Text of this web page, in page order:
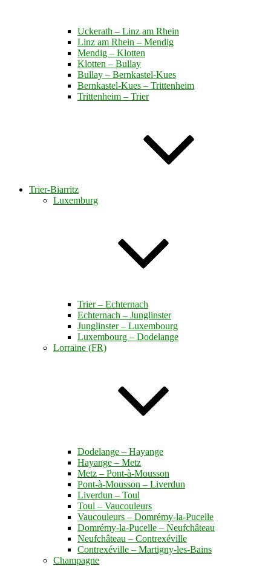
Uckerath – Linz am Rhein
Linz am Rhein – Mendig
Mendig – Klotten
Klotten – Bullay
Bullay – Bernkastel-Kues
Bernkastel-Kues – Trittenheim
Trittenheim – Trier
Trier-Biarritz
Luxemburg
Trier – Echternach
Echternach – Junglinster
Junglinster – Luxembourg
Luxembourg – Dodelange
Lorraine (FR)
Dodelange – Hayange
Hayange – Metz
Metz – Pont-à-Mousson
Pont-à-Mousson – Liverdun
Liverdun – Toul
Toul – Vaucouleurs
Vaucouleurs – Domrémy-la-Pucelle
Domrémy-la-Pucelle – Neufchâteau
Neufchâteau – Contrexéville
Contrexéville – Martigny-les-Bains
Champagne